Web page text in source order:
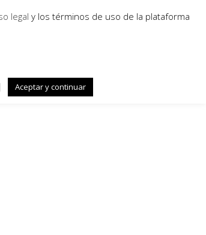
legal y los términos de uso de la plataforma
Aceptar y continuar